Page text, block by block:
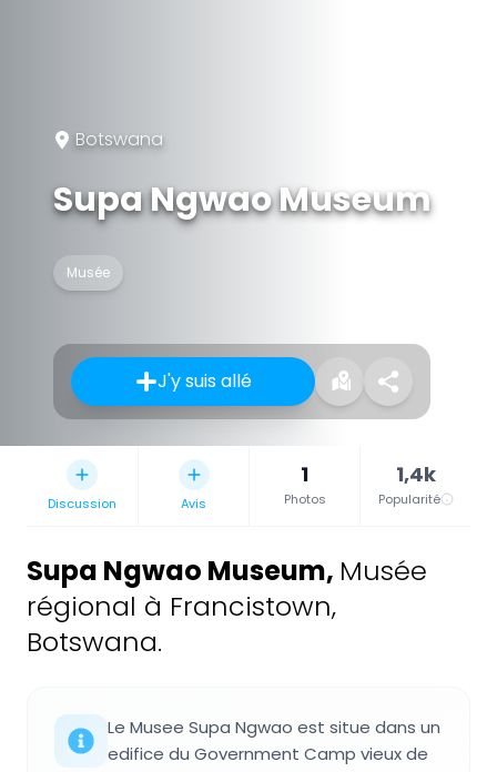
Botswana
Supa Ngwao Museum
Musée
J'y suis allé
Discussion Avis
1
Photos
1,4k
Popularité
Supa Ngwao Museum, Musée
régional à Francistown,
Botswana.
Le Musee Supa Ngwao est situe dans un
edifice du Government Camp vieux de